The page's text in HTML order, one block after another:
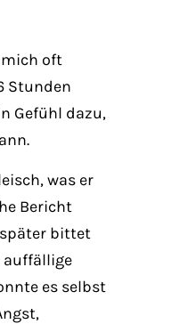
mich oft
Stunden
Gefühl dazu,
was er
Bericht
bittet
auffällige
es selbst